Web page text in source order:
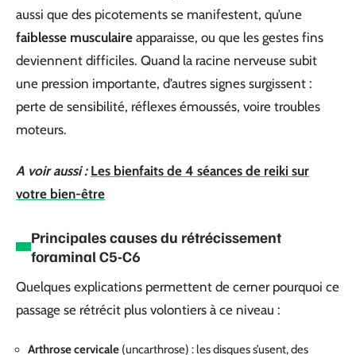
aussi que des picotements se manifestent, qu’une
faiblesse musculaire apparaisse, ou que les gestes fins
deviennent difficiles. Quand la racine nerveuse subit
une pression importante, d’autres signes surgissent :
perte de sensibilité, réflexes émoussés, voire troubles
moteurs.
A voir aussi : Les bienfaits de 4 séances de reiki sur
votre bien-être
Principales causes du rétrécissement
foraminal C5-C6
Quelques explications permettent de cerner pourquoi ce
passage se rétrécit plus volontiers à ce niveau :
Arthrose cervicale (uncarthrose) : les disques s’usent, des